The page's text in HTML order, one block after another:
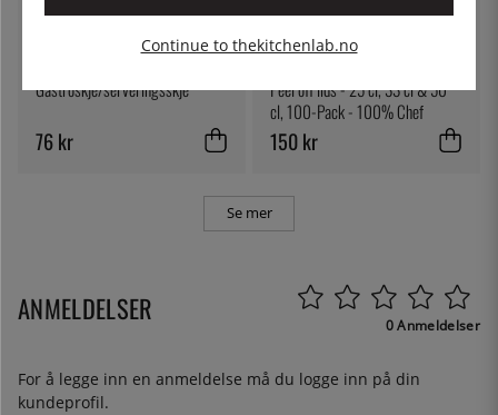
Gastroskje/serveringsskje
76 kr
Peel off lids - 25 cl, 33 cl & 50
cl, 100-Pack - 100% Chef
150 kr
Se mer
ANMELDELSER 0 Anmeldelser
For å legge inn en anmeldelse må du logge inn på din
kundeprofil.
Continue to thekitchenlab.no